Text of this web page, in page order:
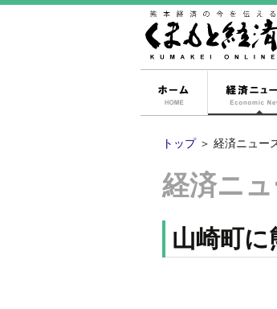
トップ ＞ 経済ニュー
経済ニ
山崎町